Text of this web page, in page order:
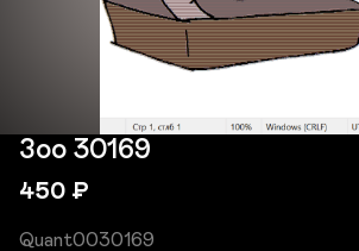
Зоо 30169
450 ₽
Quant0030169